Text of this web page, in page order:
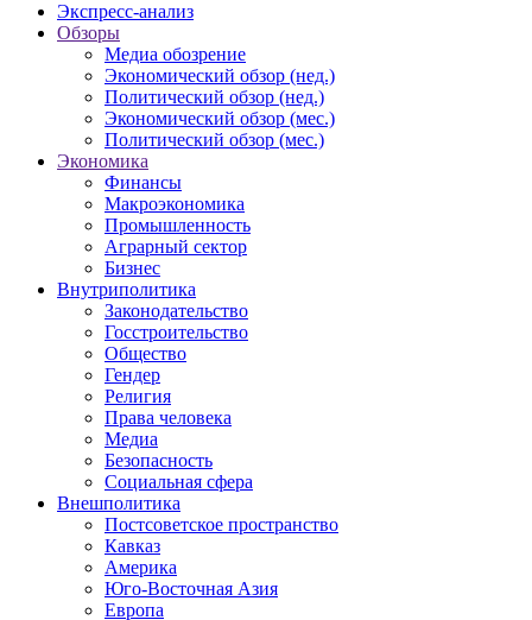
Экспресс-анализ
Обзоры
Медиа обозрение
Экономический обзор (нед.)
Политический обзор (нед.)
Экономический обзор (мес.)
Политический обзор (мес.)
Экономика
Финансы
Макроэкономика
Промышленность
Аграрный сектор
Бизнес
Внутриполитика
Законодательство
Госстроительство
Общество
Гендер
Религия
Права человека
Медиа
Безопасность
Социальная сфера
Внешполитика
Постсоветское пространство
Кавказ
Америка
Юго-Восточная Азия
Европа